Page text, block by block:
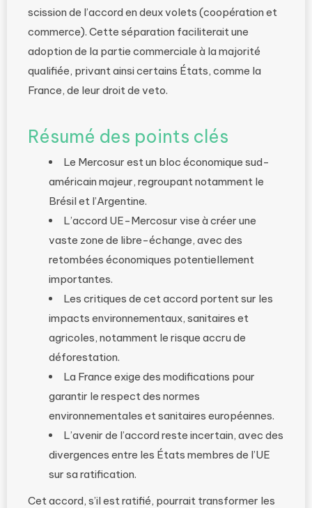
scission de l’accord en deux volets (coopération et
commerce). Cette séparation faciliterait une
adoption de la partie commerciale à la majorité
qualifiée, privant ainsi certains États, comme la
France, de leur droit de veto.
Résumé des points clés
Le Mercosur est un bloc économique sud-
américain majeur, regroupant notamment le
Brésil et l’Argentine.
L’accord UE-Mercosur vise à créer une
vaste zone de libre-échange, avec des
retombées économiques potentiellement
importantes.
Les critiques de cet accord portent sur les
impacts environnementaux, sanitaires et
agricoles, notamment le risque accru de
déforestation.
La France exige des modifications pour
garantir le respect des normes
environnementales et sanitaires européennes.
L’avenir de l’accord reste incertain, avec des
divergences entre les États membres de l’UE
sur sa ratification.
Cet accord, s’il est ratifié, pourrait transformer les